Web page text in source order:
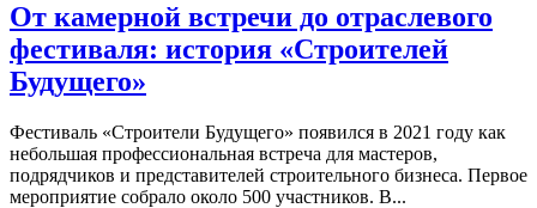
От камерной встречи до отраслевого
фестиваля: история «Строителей
Будущего»
Фестиваль «Строители Будущего» появился в 2021 году как
небольшая профессиональная встреча для мастеров,
подрядчиков и представителей строительного бизнеса. Первое
мероприятие собрало около 500 участников. В...